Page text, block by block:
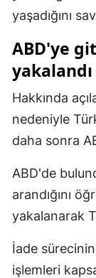
yaşadığını
ABD'ye
yakalandı
Hakkında
nedeniyle
daha sonra
ABD'de
arandığını
yakalanarak
İade
işlemleri